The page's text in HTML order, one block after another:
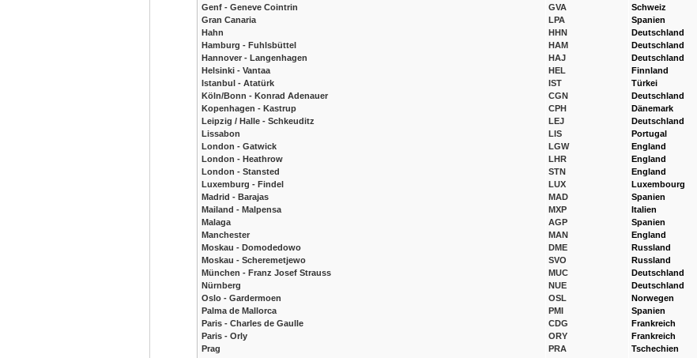
Genf - Geneve Cointrin
Gran Canaria
Hahn
Hamburg - Fuhlsbüttel
Hannover - Langenhagen
Helsinki - Vantaa
Istanbul - Atatürk
Köln/Bonn - Konrad Adenauer
Kopenhagen - Kastrup
Leipzig / Halle - Schkeuditz
Lissabon
London - Gatwick
London - Heathrow
London - Stansted
Luxemburg - Findel
Madrid - Barajas
Mailand - Malpensa
Malaga
Manchester
Moskau - Domodedowo
Moskau - Scheremetjewo
München - Franz Josef Strauss
Nürnberg
Oslo - Gardermoen
Palma de Mallorca
Paris - Charles de Gaulle
Paris - Orly
Prag
GVA
LPA
HHN
HAM
HAJ
HEL
IST
CGN
CPH
LEJ
LIS
LGW
LHR
STN
LUX
MAD
MXP
AGP
MAN
DME
SVO
MUC
NUE
OSL
PMI
CDG
ORY
PRA
Schweiz
Spanien
Deutschland
Deutschland
Deutschland
Finnland
Türkei
Deutschland
Dänemark
Deutschland
Portugal
England
England
England
Luxembourg
Spanien
Italien
Spanien
England
Russland
Russland
Deutschland
Deutschland
Norwegen
Spanien
Frankreich
Frankreich
Tschechien